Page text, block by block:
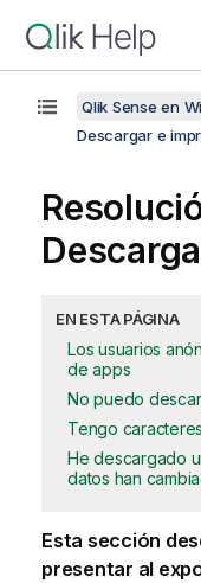
Qlik Sense en
Descargar e
EN ESTA PÁGINA
Los usuarios
de apps
No puedo
Tengo
He descargado
datos han
Esta sección
presentar al